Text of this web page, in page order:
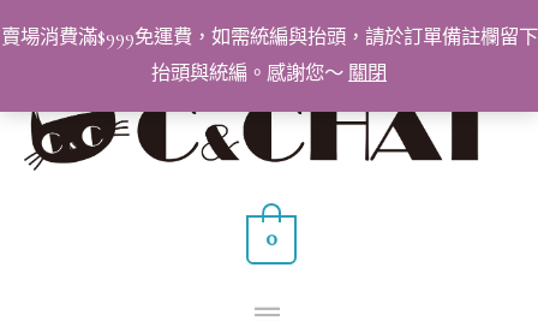
賣場消費滿$999免運費，如需統編與抬頭，請於訂單備註欄留下
抬頭與統編。感謝您～ 關閉
至
要
選
0